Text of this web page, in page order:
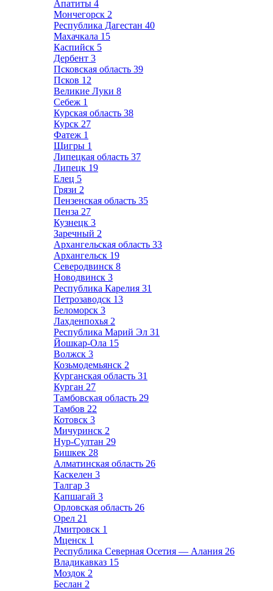
Апатиты 4
Мончегорск 2
Республика Дагестан 40
Махачкала 15
Каспийск 5
Дербент 3
Псковская область 39
Псков 12
Великие Луки 8
Себеж 1
Курская область 38
Курск 27
Фатеж 1
Щигры 1
Липецкая область 37
Липецк 19
Елец 5
Грязи 2
Пензенская область 35
Пенза 27
Кузнецк 3
Заречный 2
Архангельская область 33
Архангельск 19
Северодвинск 8
Новодвинск 3
Республика Карелия 31
Петрозаводск 13
Беломорск 3
Лахденпохья 2
Республика Марий Эл 31
Йошкар-Ола 15
Волжск 3
Козьмодемьянск 2
Курганская область 31
Курган 27
Тамбовская область 29
Тамбов 22
Котовск 3
Мичуринск 2
Нур-Султан 29
Бишкек 28
Алматинская область 26
Каскелен 3
Талгар 3
Капшагай 3
Орловская область 26
Орел 21
Дмитровск 1
Мценск 1
Республика Северная Осетия — Алания 26
Владикавказ 15
Моздок 2
Беслан 2